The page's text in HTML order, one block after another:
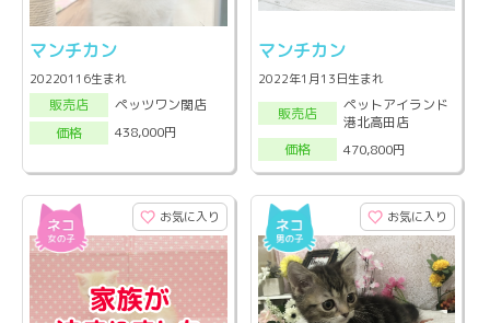
マンチカン
20220116生まれ
販売店
ペッツワン関店
価格
438,000円
マンチカン
2022年1月13日生まれ
販売店
ペットアイランド
港北高田店
価格
470,800円
お気に入り お気に入り